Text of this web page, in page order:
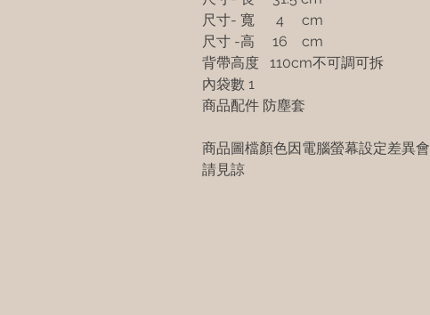
尺寸- 寬 4 cm
尺寸 -高 16 cm
背帶高度 110cm不可調可拆
內袋數 1
商品配件 防塵套
商品圖檔顏色因電腦螢幕設定差異
請見諒